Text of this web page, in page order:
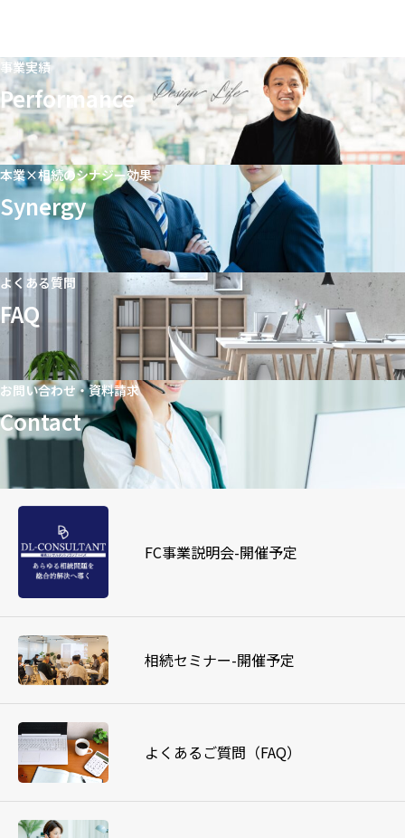
事業実績
Performance
本業×相続のシナジー効果
Synergy
よくある質問
FAQ
お問い合わせ・資料請求
Contact
FC事業説明会-開催予定
相続セミナー-開催予定
よくあるご質問（FAQ）